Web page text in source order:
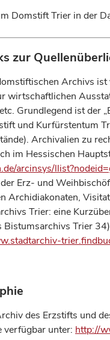
Domstift Trier in der
zur
Archivs
wirtschaftlichen
Grundlegend ist der
und Kurfürstentum
Archivalien zu
im Hessischen
arcinsys/
Erz- und
Archidiakonaten,
Trier: eine
Bistumsarchivs Trier
des Erzstifts und
verfügbar unter: http://